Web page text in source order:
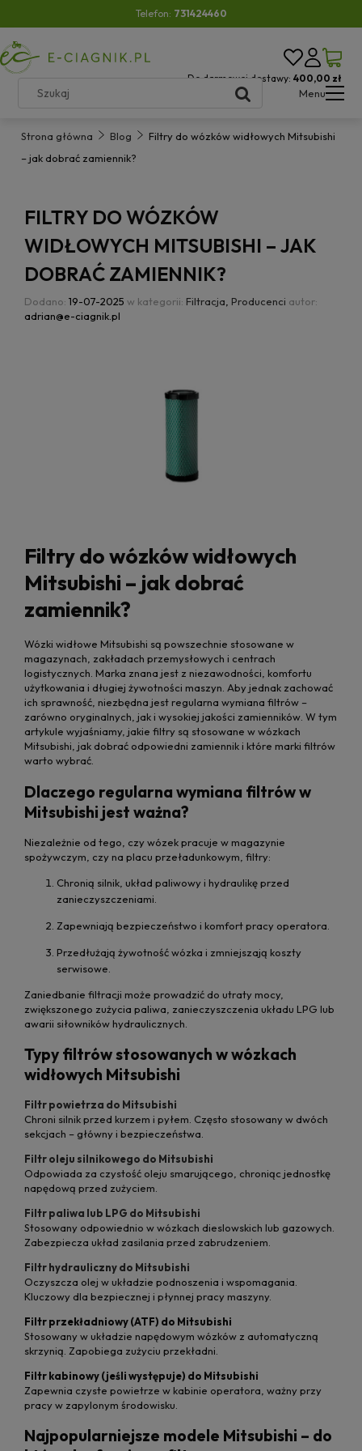
Telefon: 731424460
Do darmowej dostawy: 400,00 zł
Menu
Strona główna Blog
Filtry do wózków widłowych Mitsubishi
– jak dobrać zamiennik?
FILTRY DO WÓZKÓW
WIDŁOWYCH MITSUBISHI – JAK
DOBRAĆ ZAMIENNIK?
Dodano: 19-07-2025 w kategorii: Filtracja Producenci autor:
adrian@e-ciagnik.pl
Filtry do wózków widłowych
Mitsubishi – jak dobrać
zamiennik?
Wózki widłowe Mitsubishi są powszechnie stosowane w
magazynach, zakładach przemysłowych i centrach
logistycznych. Marka znana jest z niezawodności, komfortu
użytkowania i długiej żywotności maszyn. Aby jednak zachować
ich sprawność, niezbędna jest regularna wymiana filtrów –
zarówno oryginalnych, jak i wysokiej jakości zamienników. W tym
artykule wyjaśniamy, jakie filtry są stosowane w wózkach
Mitsubishi, jak dobrać odpowiedni zamiennik i które marki filtrów
warto wybrać.
Dlaczego regularna wymiana filtrów w
Mitsubishi jest ważna?
Niezależnie od tego, czy wózek pracuje w magazynie
spożywczym, czy na placu przeładunkowym, filtry:
Chronią silnik, układ paliwowy i hydraulikę przed
zanieczyszczeniami.
Zapewniają bezpieczeństwo i komfort pracy operatora.
Przedłużają żywotność wózka i zmniejszają koszty
serwisowe.
Zaniedbanie filtracji może prowadzić do utraty mocy,
zwiększonego zużycia paliwa, zanieczyszczenia układu LPG lub
awarii siłowników hydraulicznych.
Typy filtrów stosowanych w wózkach
widłowych Mitsubishi
Filtr powietrza do Mitsubishi
Chroni silnik przed kurzem i pyłem. Często stosowany w dwóch
sekcjach – główny i bezpieczeństwa.
Filtr oleju silnikowego do Mitsubishi
Odpowiada za czystość oleju smarującego, chroniąc jednostkę
napędową przed zużyciem.
Filtr paliwa lub LPG do Mitsubishi
Stosowany odpowiednio w wózkach dieslowskich lub gazowych.
Zabezpiecza układ zasilania przed zabrudzeniem.
Filtr hydrauliczny do Mitsubishi
Oczyszcza olej w układzie podnoszenia i wspomagania.
Kluczowy dla bezpiecznej i płynnej pracy maszyny.
Filtr przekładniowy (ATF) do Mitsubishi
Stosowany w układzie napędowym wózków z automatyczną
skrzynią. Zapobiega zużyciu przekładni.
Filtr kabinowy (jeśli występuje) do Mitsubishi
Zapewnia czyste powietrze w kabinie operatora, ważny przy
pracy w zapylonym środowisku.
Najpopularniejsze modele Mitsubishi – do